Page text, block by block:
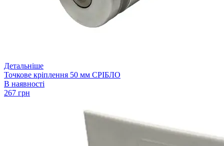
Детальніше
Точкове кріплення 50 мм СРІБЛО
В наявності
267 грн